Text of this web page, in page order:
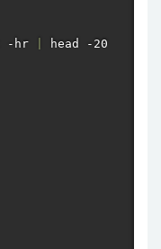
-hr head -20